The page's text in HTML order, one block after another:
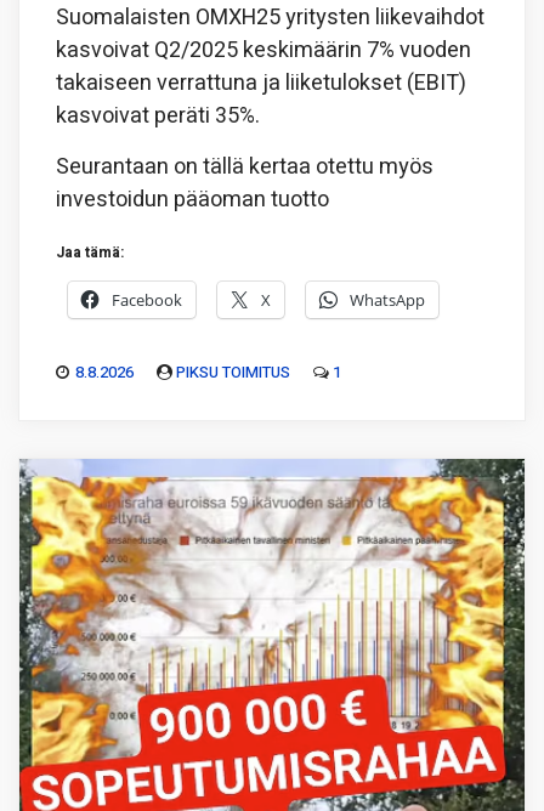
Suomalaisten OMXH25 yritysten liikevaihdot
kasvoivat Q2/2025 keskimäärin 7% vuoden
takaiseen verrattuna ja liiketulokset (EBIT)
kasvoivat peräti 35%.
Seurantaan on tällä kertaa otettu myös
investoidun pääoman tuotto
Jaa tämä:
Facebook X WhatsApp
8.8.2026 PIKSU TOIMITUS 1